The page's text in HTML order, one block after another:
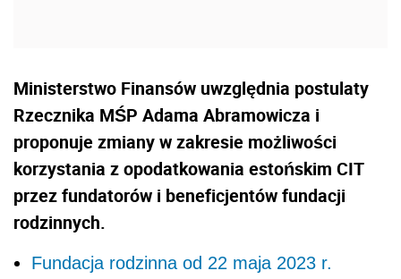
Ministerstwo Finansów uwzględnia postulaty
Rzecznika MŚP Adama Abramowicza i
proponuje zmiany w zakresie możliwości
korzystania z opodatkowania estońskim CIT
przez fundatorów i beneficjentów fundacji
rodzinnych.
Fundacja rodzinna od 22 maja 2023 r.